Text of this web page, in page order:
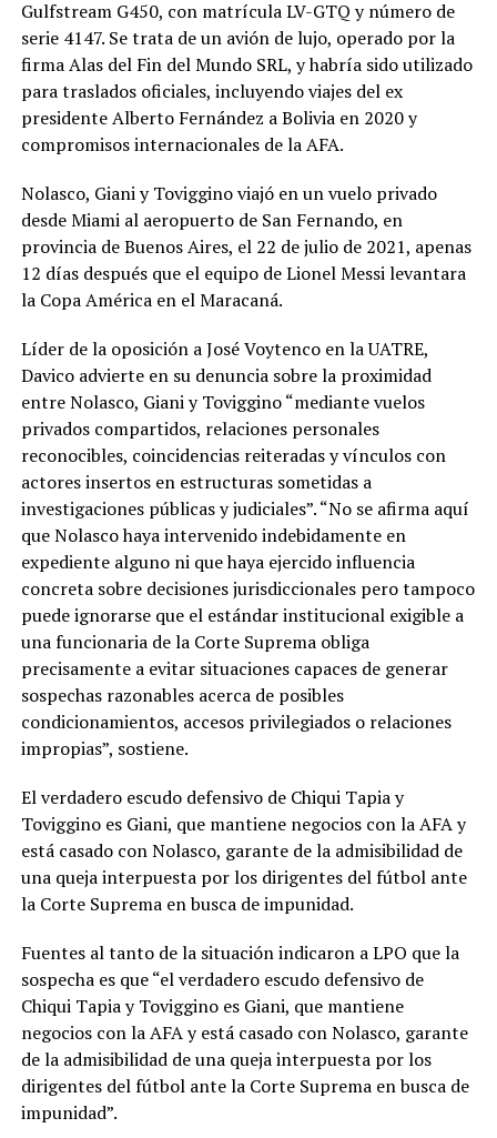
Gulfstream G450, con matrícula LV-GTQ y número de
serie 4147. Se trata de un avión de lujo, operado por la
firma Alas del Fin del Mundo SRL, y habría sido utilizado
para traslados oficiales, incluyendo viajes del ex
presidente Alberto Fernández a Bolivia en 2020 y
compromisos internacionales de la AFA.
Nolasco, Giani y Toviggino viajó en un vuelo privado
desde Miami al aeropuerto de San Fernando, en
provincia de Buenos Aires, el 22 de julio de 2021, apenas
12 días después que el equipo de Lionel Messi levantara
la Copa América en el Maracaná.
Líder de la oposición a José Voytenco en la UATRE,
Davico advierte en su denuncia sobre la proximidad
entre Nolasco, Giani y Toviggino “mediante vuelos
privados compartidos, relaciones personales
reconocibles, coincidencias reiteradas y vínculos con
actores insertos en estructuras sometidas a
investigaciones públicas y judiciales”. “No se afirma aquí
que Nolasco haya intervenido indebidamente en
expediente alguno ni que haya ejercido influencia
concreta sobre decisiones jurisdiccionales pero tampoco
puede ignorarse que el estándar institucional exigible a
una funcionaria de la Corte Suprema obliga
precisamente a evitar situaciones capaces de generar
sospechas razonables acerca de posibles
condicionamientos, accesos privilegiados o relaciones
impropias”, sostiene.
El verdadero escudo defensivo de Chiqui Tapia y
Toviggino es Giani, que mantiene negocios con la AFA y
está casado con Nolasco, garante de la admisibilidad de
una queja interpuesta por los dirigentes del fútbol ante
la Corte Suprema en busca de impunidad.
Fuentes al tanto de la situación indicaron a LPO que la
sospecha es que “el verdadero escudo defensivo de
Chiqui Tapia y Toviggino es Giani, que mantiene
negocios con la AFA y está casado con Nolasco, garante
de la admisibilidad de una queja interpuesta por los
dirigentes del fútbol ante la Corte Suprema en busca de
impunidad”.